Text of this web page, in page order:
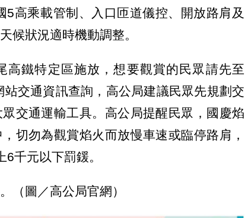
高乘載管制、入口匝道儀控、開放路肩及
候狀況適時機動調整。
高鐵特定區施放，想要觀賞的民眾請先至
站交通資訊查詢，高公局建議民眾先規劃交
交通運輸工具。高公局提醒民眾，國慶焰
切勿為觀賞焰火而放慢車速或臨停路肩，
千元以下罰鍰。
（圖／高公局官網）